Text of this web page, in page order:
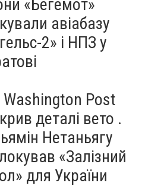
«Бегемот»
авіабазу
2» і НПЗ у
Washington Post
деталі вето .
Нетаньягу
«Залізний
для України